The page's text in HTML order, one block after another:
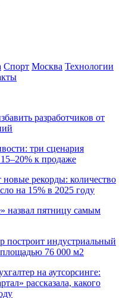
Спорт Москва Технологии
разработчиков от
три сценария
к продаже
новые рекорды: количество
на 15% в 2025 году
назвал пятницу самым
построит индустриальный
76 000 м2
на аутсорсинге:
рассказала, какого